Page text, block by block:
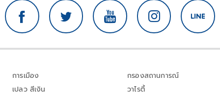
การเมือง
เปลว สีเงิน
กรองสถานการณ์
วาไรตี้